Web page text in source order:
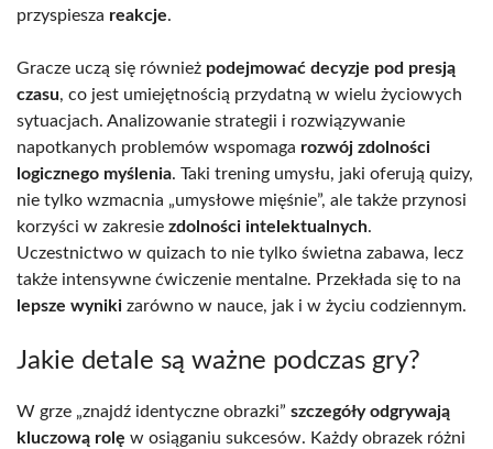
przyspiesza reakcje.
Gracze uczą się również podejmować decyzje pod presją
czasu, co jest umiejętnością przydatną w wielu życiowych
sytuacjach. Analizowanie strategii i rozwiązywanie
napotkanych problemów wspomaga rozwój zdolności
logicznego myślenia. Taki trening umysłu, jaki oferują quizy,
nie tylko wzmacnia „umysłowe mięśnie”, ale także przynosi
korzyści w zakresie zdolności intelektualnych.
Uczestnictwo w quizach to nie tylko świetna zabawa, lecz
także intensywne ćwiczenie mentalne. Przekłada się to na
lepsze wyniki zarówno w nauce, jak i w życiu codziennym.
Jakie detale są ważne podczas gry?
W grze „znajdź identyczne obrazki” szczegóły odgrywają
kluczową rolę w osiąganiu sukcesów. Każdy obrazek różni